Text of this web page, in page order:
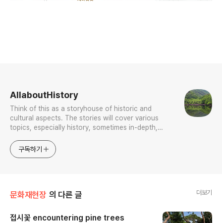
AllaboutHistory
Think of this as a storyhouse of historic and
cultural aspects. The stories will cover various
topics, especially history, sometimes in-depth,
approach will be to resist any common sense or
generalized viewpoint
구독하기
문화재현장 의 다른 글 더보기
접시꽃 encountering pine trees